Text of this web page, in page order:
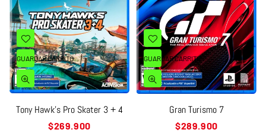
GUARDAR CARRITO
Tony Hawk’s Pro Skater 3 + 4
Precio
$269.900
GUARDAR CARRITO
Gran Turismo 7
Precio
$289.900